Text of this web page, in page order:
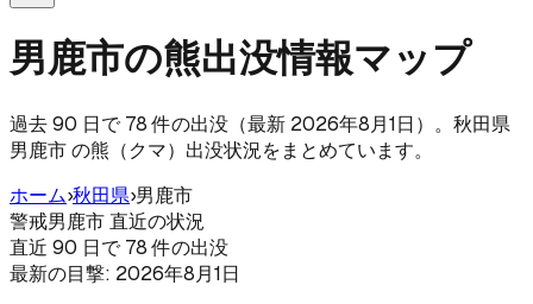
男鹿市の熊出没情報マップ
過去 90 日で 78 件の出没（最新 2026年8月1日）。秋田県
男鹿市 の熊（クマ）出没状況をまとめています。
ホーム›秋田県›男鹿市
警戒男鹿市 直近の状況
直近 90 日で 78 件の出没
最新の目撃: 2026年8月1日